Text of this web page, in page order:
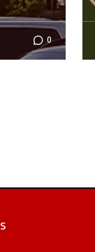
0